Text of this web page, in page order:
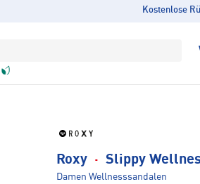
Kostenlose
Roxy · Slippy
Damen Wellnesssandalen